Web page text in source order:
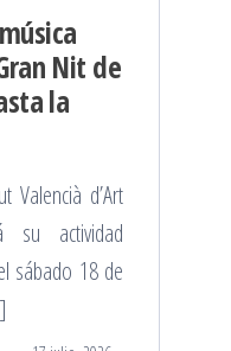
Nit de
la
Valencià d’Art
su actividad
sábado 18 de